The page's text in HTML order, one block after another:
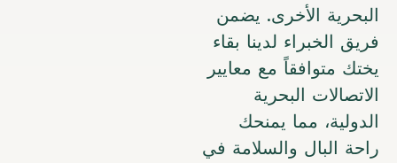
البحرية الأخرى. يضمن
فريق الخبراء لدينا بقاء
يختك متوافقاً مع معايير
الاتصالات البحرية
الدولية، مما يمنحك
راحة البال والسلامة في